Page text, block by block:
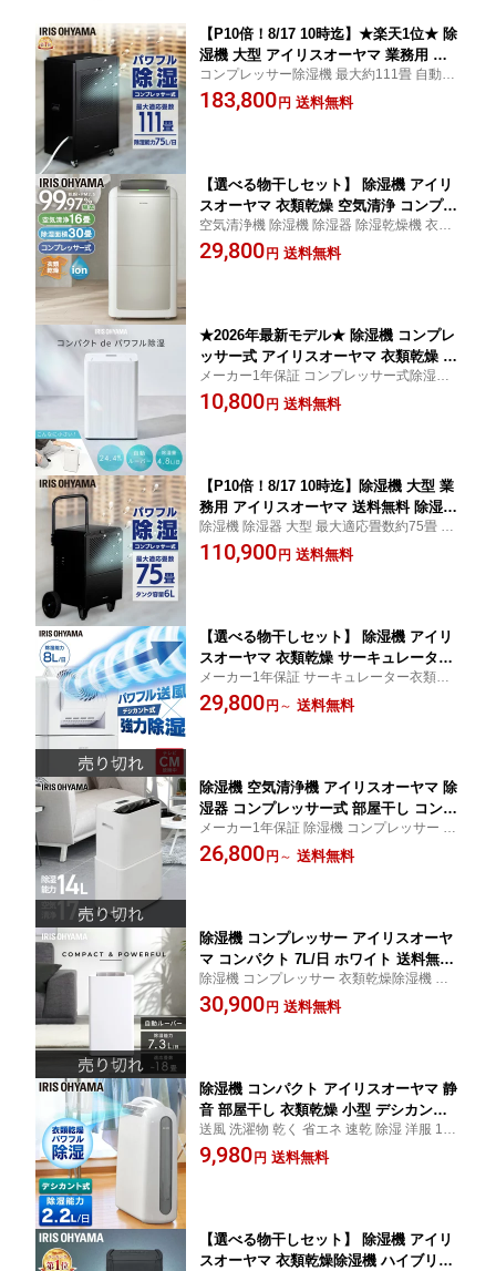
【P10倍！8/17 10時迄】★楽天1位★ 除
湿機 大型 アイリスオーヤマ 業務用 デ
ジタル表示 コンプレッサー式 湿度設定
大容量 単相200V対応 除湿器 カビ対策
コンプレッサー除湿機 最大約111畳 自動霜
取り機能 湿度表示 キャスター付き 取っ手
付き 大型 業務用 会社 倉庫 工業用 工場用
183,800 円 送料無料
【選べる物干しセット】 除湿機 アイリ
スオーヤマ 衣類乾燥 空気清浄 コンプレ
ッサー式 省エネ パワフル除湿 大容量 1
2L/日 室内物干し 折りたたみ 窓枠物干
空気清浄機 除湿機 除湿器 除湿乾燥機 衣類
乾燥 結露対策 梅雨対策 部屋干し 室内干し
洗濯物 梅雨対策 アイリスオーヤマ
29,800 円 送料無料
★2026年最新モデル★ 除湿機 コンプレ
ッサー式 アイリスオーヤマ 衣類乾燥 コ
ンパクト パワフル除湿 上下 自動ルーバ
ー付 最大 12畳 4.8L/日 部屋干し リビン
メーカー1年保証 コンプレッサー式除湿機
除湿能力5.6/日 除湿機 除湿器 衣類乾燥機 衣
類乾燥器
10,800 円 送料無料
【P10倍！8/17 10時迄】除湿機 大型 業
務用 アイリスオーヤマ 送料無料 除湿機
除湿器 大型 最大適応畳数約75畳 コンプ
レッサー式 湿気 梅雨 除湿 湿度 カビ対
除湿機 除湿器 大型 最大適応畳数約75畳 コ
ンプレッサー式 湿気 梅雨 除湿 湿度 カビ対
策 業務用 工場 施設 工事不要 アイリスオー
110,900 円 送料無料
【選べる物干しセット】 除湿機 アイリ
スオーヤマ 衣類乾燥 サーキュレーター
付 部屋干し 時短 デシカント式 8L/日 室
内物干し 折りたたみ 窓枠物干し 洗濯物
メーカー1年保証 サーキュレーター衣類乾
燥除湿機 サーキュレーターファン 脱衣所
洗面所 浴室乾燥 クローゼット 速乾 乾燥機
29,800 円 ～ 送料無料
除湿機 空気清浄機 アイリスオーヤマ 除
湿器 コンプレッサー式 部屋干し コンパ
クト 空気清浄器 タイマー 衣類乾燥 除
湿機 梅雨対策 除湿空気清浄機 衣類乾燥
メーカー1年保証 除湿機 コンプレッサー 空
気清浄17畳 除湿15畳 自動停止 除湿器 除湿
機 空気清浄機 空気清浄器 パワフル 室内干
26,800 円 ～ 送料無料
除湿機 コンプレッサー アイリスオーヤ
マ コンパクト 7L/日 ホワイト 送料無料
コンプレッサー除湿機 衣類乾燥除湿機
除湿器 乾燥機 乾燥器 衣類乾燥機 コン
除湿機 コンプレッサー 衣類乾燥除湿機 除
湿器 乾燥機 乾燥器 コンプレッサー式 部屋
干し 7L タイマー アイリスオーヤマ
30,900 円 送料無料
除湿機 コンパクト アイリスオーヤマ 静
音 部屋干し 衣類乾燥 小型 デシカント
式 衣類乾燥 衣類乾燥除湿機 除湿乾燥機
家庭用 6畳 切 タイマー付 2.2L/日 湿気
送風 洗濯物 乾く 省エネ 速乾 除湿 洋服 1年
中 乾燥機 時間短縮 結露対策 カビ 梅雨 部屋
干し 静音 アイリスオーヤマ
9,980 円 送料無料
【選べる物干しセット】 除湿機 アイリ
スオーヤマ 衣類乾燥除湿機 ハイブリッ